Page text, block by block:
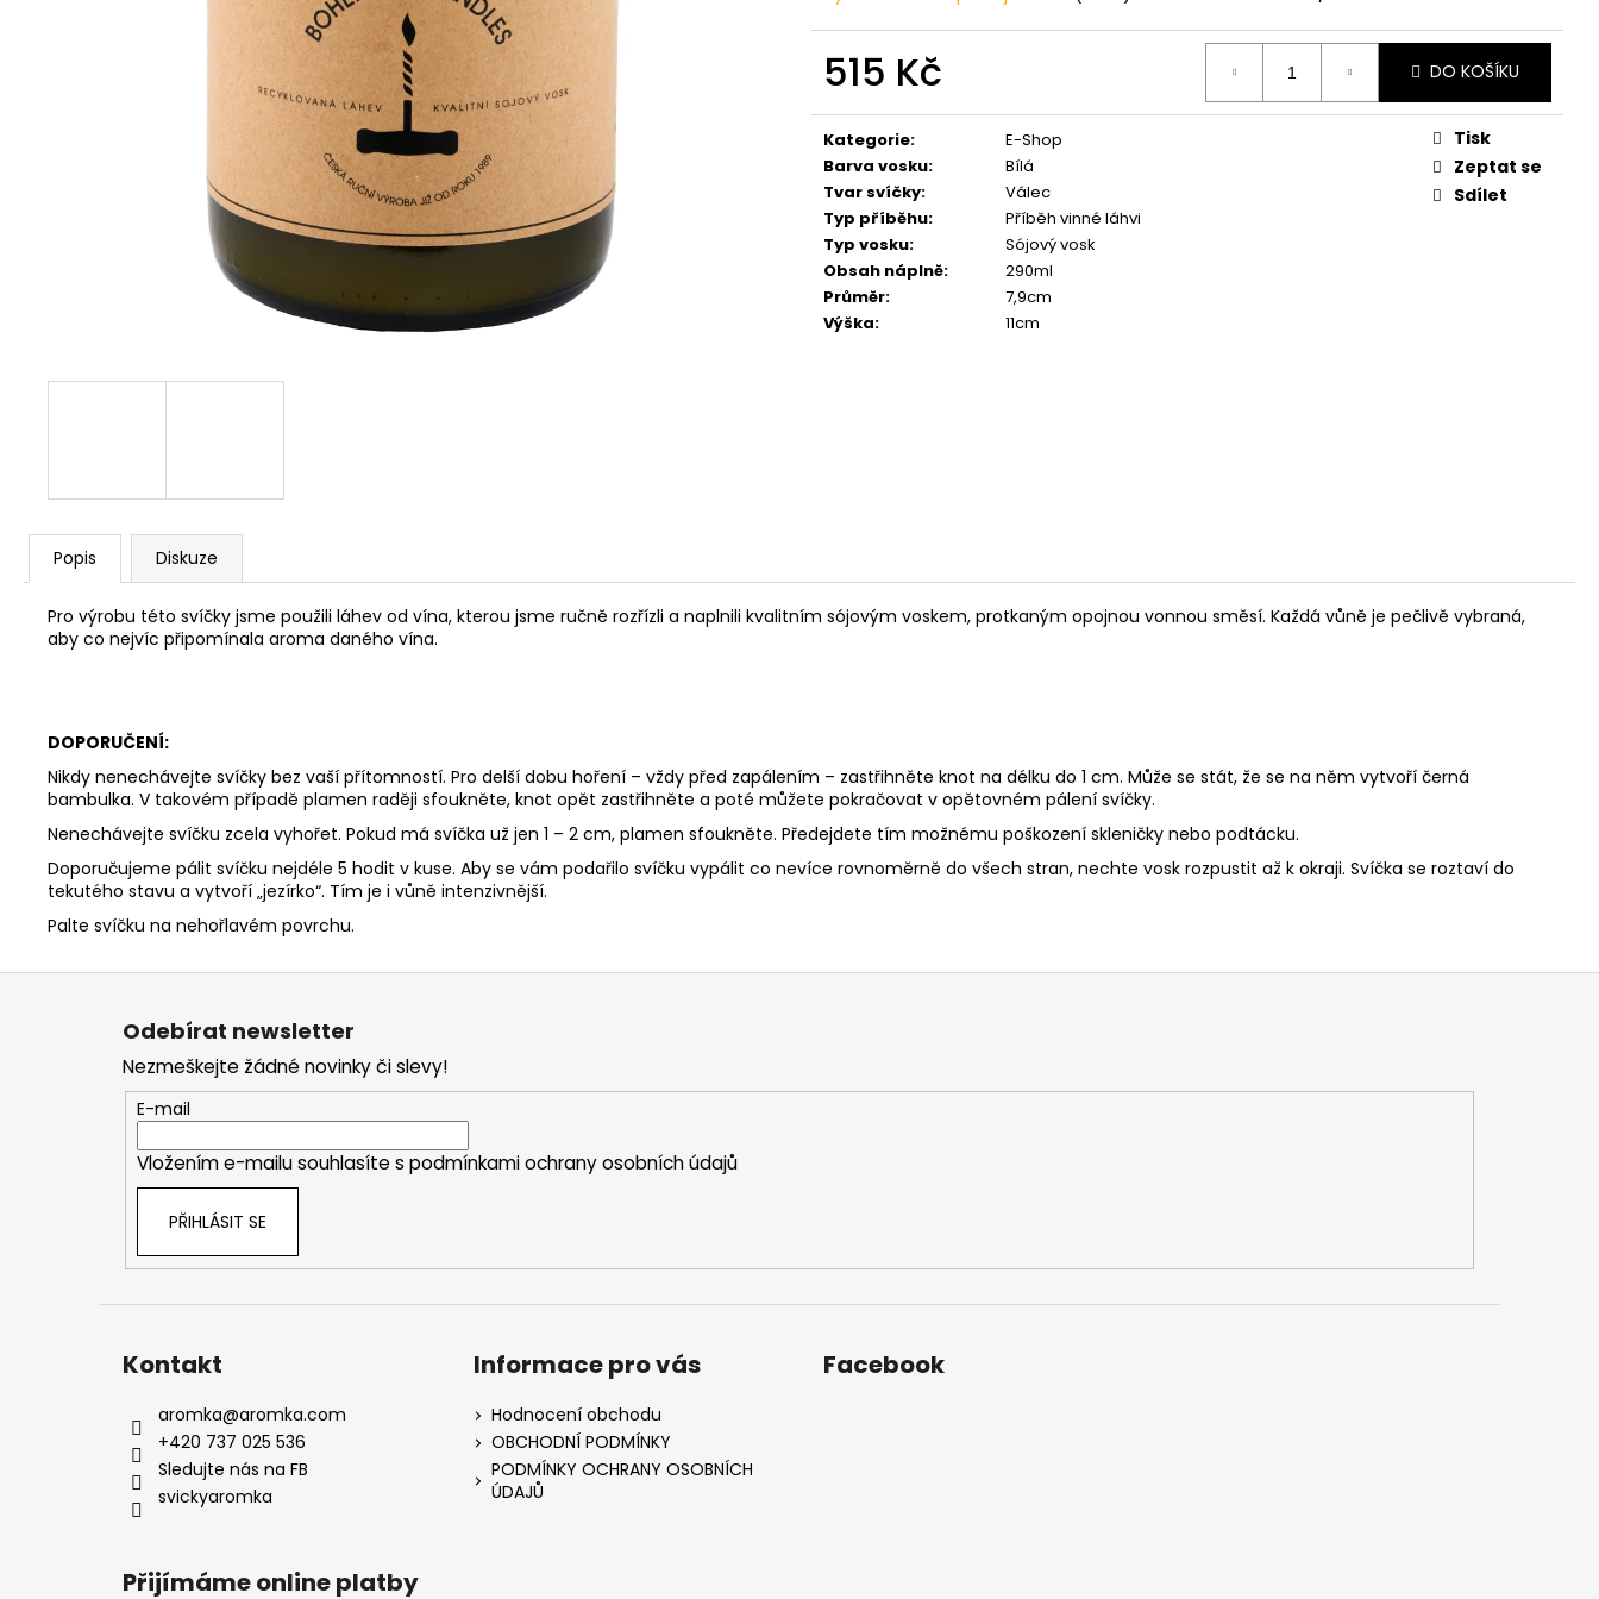
515 Kč
cena:
DO KOŠÍKU
Kategorie:
E-Shop
Barva vosku:
Bílá
Tvar svíčky:
Válec
Typ příběhu:
Příběh vinné láhvi
Typ vosku:
Sójový vosk
Obsah náplně:
290ml
Průměr:
7,9cm
Výška: 11cm
Tisk
Zeptat se
Sdílet
Popis Diskuze
Pro výrobu této svíčky jsme použili láhev od vína, kterou jsme ručně rozřízli a naplnili kvalitním sójovým voskem, protkaným opojnou vonnou směsí. Každá vůně je pečlivě vybraná,
aby co nejvíc připomínala aroma daného vína.
DOPORUČENÍ:
Nikdy nenechávejte svíčky bez vaší přítomností. Pro delší dobu hoření – vždy před zapálením – zastřihněte knot na délku do 1 cm. Může se stát, že se na něm vytvoří černá
bambulka. V takovém případě plamen raději sfoukněte, knot opět zastřihněte a poté můžete pokračovat v opětovném pálení svíčky.
Nenechávejte svíčku zcela vyhořet. Pokud má svíčka už jen 1 – 2 cm, plamen sfoukněte. Předejdete tím možnému poškození skleničky nebo podtácku.
Doporučujeme pálit svíčku nejdéle 5 hodit v kuse. Aby se vám podařilo svíčku vypálit co nevíce rovnoměrně do všech stran, nechte vosk rozpustit až k okraji. Svíčka se roztaví do
tekutého stavu a vytvoří „jezírko“. Tím je i vůně intenzivnější.
Palte svíčku na nehořlavém povrchu.
PŘÍRODNÍ VONNÁ SVÍČKA SÓJOVÁ -
AROMKA - SET 10 KS ČAJOVÝCH
SVÍČEK V PLECHU - BEZ VŮNĚ
PŘÍRODNÍ VONNÁ SVÍČKA SÓJOVÁ -
AROMKA - SET 10 KS ČAJOVÝCH
SVÍČEK V PLECHU - HEBKÁ LINIE-DEEP
LINE
180 Kč
PŘÍRODNÍ VONNÁ SVÍČKA PALMOVÁ -
AROMKA - MINI WHISKOVKA, 90 ML -
99 Kč
Z
Odebírat newsletter
Nezmeškejte žádné novinky či slevy!
E-mail
Vložením e-mailu souhlasíte s podmínkami ochrany osobních údajů
PŘIHLÁSIT SE
Kontakt
aromka@aromka.com
+420 737 025 536
Sledujte nás na FB
svickyaromka
Informace pro vás
Hodnocení obchodu
OBCHODNÍ PODMÍNKY
PODMÍNKY OCHRANY OSOBNÍCH
ÚDAJŮ
Facebook
Přijímáme online platby